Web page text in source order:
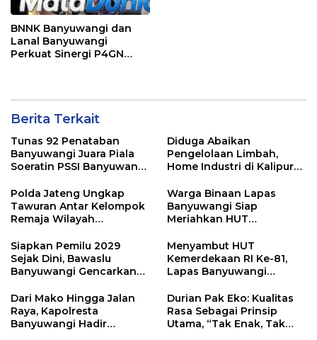
BNNK Banyuwangi dan
Lanal Banyuwangi
Perkuat Sinergi P4GN
Berita Terkait
Tunas 92 Penataban
Banyuwangi Juara Piala
Soeratin PSSI Banyuwangi
Diduga Abaikan
Pengelolaan Limbah,
Home Industri di Kalipuro
Menyengat hingga Suara
Mesin di Malam Hari
Polda Jateng Ungkap
Tawuran Antar Kelompok
Remaja Wilayah
Tersangka dan 17 DPO
Warga Binaan Lapas
Banyuwangi Siap
Meriahkan HUT
dengan Berbagai
Perlombaan
Siapkan Pemilu 2029
Sejak Dini, Bawaslu
Banyuwangi Gencarkan
Penguatan SDM
Menyambut HUT
Kemerdekaan RI Ke-81,
Lapas Banyuwangi
Donor Darah
Dari Mako Hingga Jalan
Raya, Kapolresta
Banyuwangi Hadir
Durian Pak Eko: Kualitas
Rasa Sebagai Prinsip
Utama, “Tak Enak, Tak